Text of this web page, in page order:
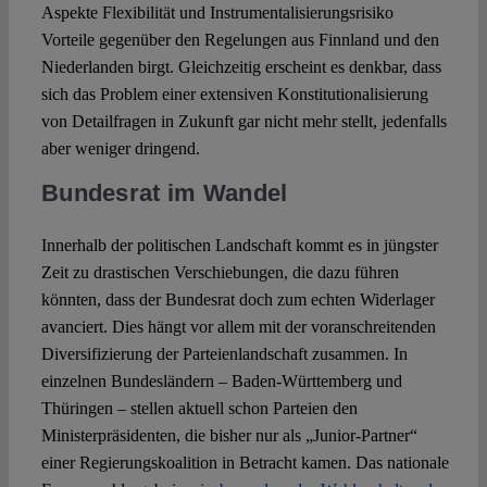
Aspekte Flexibilität und Instrumentalisierungsrisiko
Vorteile gegenüber den Regelungen aus Finnland und den
Niederlanden birgt. Gleichzeitig erscheint es denkbar, dass
sich das Problem einer extensiven Konstitutionalisierung
von Detailfragen in Zukunft gar nicht mehr stellt, jedenfalls
aber weniger dringend.
Bundesrat im Wandel
Innerhalb der politischen Landschaft kommt es in jüngster
Zeit zu drastischen Verschiebungen, die dazu führen
könnten, dass der Bundesrat doch zum echten Widerlager
avanciert. Dies hängt vor allem mit der voranschreitenden
Diversifizierung der Parteienlandschaft zusammen. In
einzelnen Bundesländern ‒ Baden-Württemberg und
Thüringen ‒ stellen aktuell schon Parteien den
Ministerpräsidenten, die bisher nur als „Junior-Partner“
einer Regierungskoalition in Betracht kamen. Das nationale